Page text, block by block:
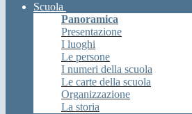
Scuola
Panoramica
Presentazione
I luoghi
Le persone
I numeri della scuola
Le carte della scuola
Organizzazione
La storia